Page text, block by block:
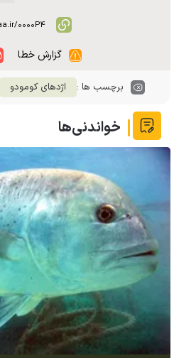
گزارش خطا
برچسب ها : اژدهای کومودو
خواندنی‌ها